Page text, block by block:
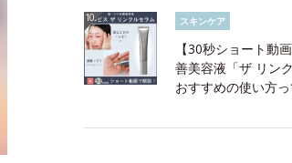
スキンケア
【30秒ショート動
善美容液「ザ リン
おすすめの使い方っ